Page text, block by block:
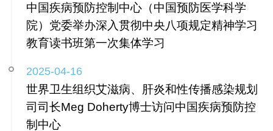
中国疾病预防控制中心（中国预防医学科学
院）党委举办深入贯彻中央八项规定精神学习
教育读书班第一次集体学习
2025-04-16
世界卫生组织艾滋病、肝炎和性传播感染规划
司司长Meg Doherty博士访问中国疾病预防控
制中心